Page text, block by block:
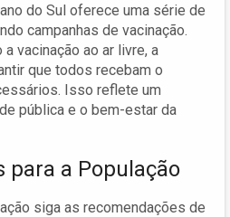
do Sul oferece uma série de
campanhas de vacinação.
vacinação ao ar livre, a
que todos recebam o
Isso reflete um
pública e o bem-estar da
para a População
siga as recomendações de